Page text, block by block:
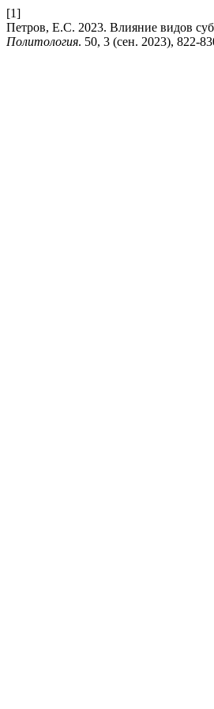
[1]
Петров, Е.С. 2023. Влияние видов
Политология. 50, 3 (сен. 2023), 822-